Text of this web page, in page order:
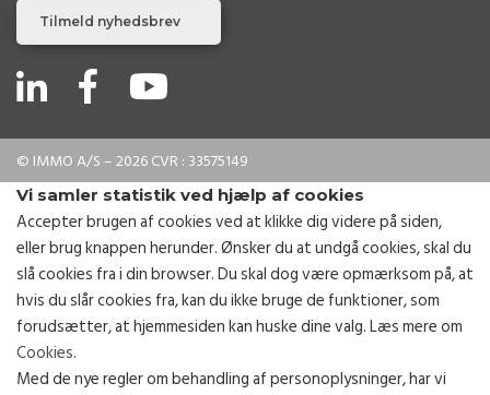
Tilmeld nyhedsbrev
© IMMO A/S – 2026 CVR : 33575149
Vi samler statistik ved hjælp af cookies
Accepter brugen af cookies ved at klikke dig videre på siden,
eller brug knappen herunder. Ønsker du at undgå cookies, skal du
slå cookies fra i din browser. Du skal dog være opmærksom på, at
hvis du slår cookies fra, kan du ikke bruge de funktioner, som
forudsætter, at hjemmesiden kan huske dine valg. Læs mere om
Cookies.
Med de nye regler om behandling af personoplysninger, har vi